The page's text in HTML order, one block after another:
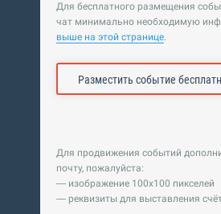
Для бесплатного размещения
чат минимально необходимую
выше на этой странице.
Разместить событие
Для продвижения событий
почту, пожалуйста:
— изображение 100х100 пикселей
— реквизиты для выставления